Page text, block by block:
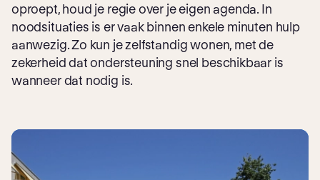
oproept, houd je regie over je eigen agenda. In
noodsituaties is er vaak binnen enkele minuten hulp
aanwezig. Zo kun je zelfstandig wonen, met de
zekerheid dat ondersteuning snel beschikbaar is
wanneer dat nodig is.